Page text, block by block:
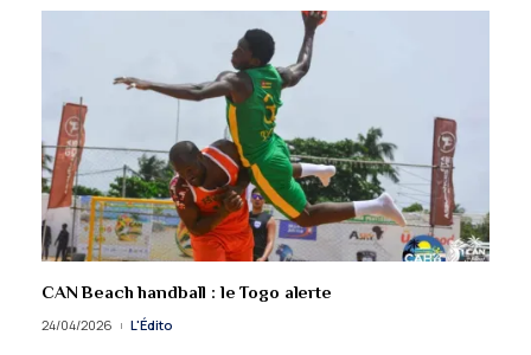
CAN Beach handball : le Togo alerte
24/04/2026 L'Édito